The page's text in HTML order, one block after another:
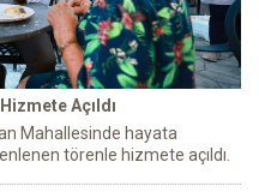
Açıldı
Mahallesinde hayata
törenle hizmete açıldı.